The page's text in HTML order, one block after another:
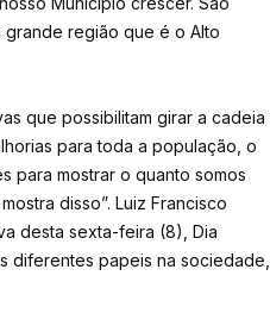
grande região que é o Alto
que possibilitam girar a cadeia
para toda a população, o
para mostrar o quanto somos
disso”. Luiz Francisco
desta sexta-feira (8), Dia
diferentes papeis na sociedade,